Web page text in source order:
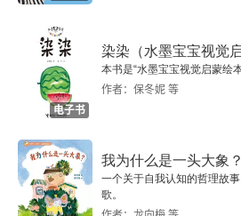
一 岑参“效齐梁体”诗的格律特征
二 “齐梁调诗”与“齐梁调声”
三 “吴体”非“齐梁体”辨
四 结语
电子书
染染（水墨宝宝视觉
本书是“水墨宝宝视觉启蒙绘
作者：保冬妮 等
我为什么是一头大象？
一个关于自我认知的哲理故
歌。